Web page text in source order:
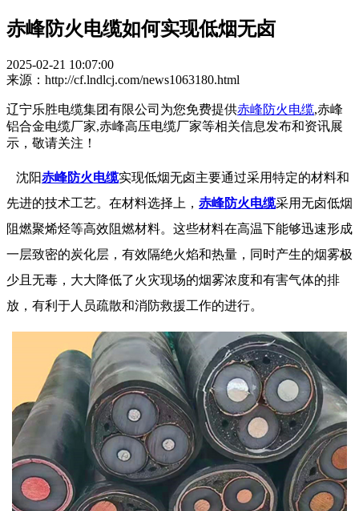
赤峰防火电缆如何实现低烟无卤
2025-02-21 10:07:00
来源：http://cf.lndlcj.com/news1063180.html
辽宁乐胜电缆集团有限公司为您免费提供赤峰防火电缆,赤峰
铝合金电缆厂家,赤峰高压电缆厂家等相关信息发布和资讯展
示，敬请关注！
沈阳赤峰防火电缆实现低烟无卤主要通过采用特定的材料和
先进的技术工艺。在材料选择上， 赤峰防火电缆采用无卤低烟
阻燃聚烯烃等高效阻燃材料。这些材料在高温下能够迅速形成
一层致密的炭化层，有效隔绝火焰和热量，同时产生的烟雾极
少且无毒，大大降低了火灾现场的烟雾浓度和有害气体的排
放，有利于人员疏散和消防救援工作的进行。